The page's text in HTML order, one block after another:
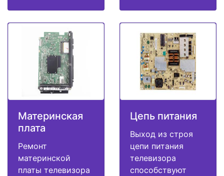
Материнская
плата
Ремонт
материнской
платы телевизора
Цепь питания
Выход из строя
цепи питания
телевизора
способствуют